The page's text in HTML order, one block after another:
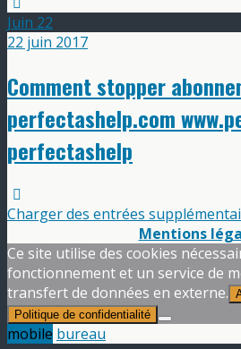
Juin 22
22 juin 2017
Comment stopper
perfectashelp.com
perfectashelp
Charger des entrées
Mentions
Ce site utilise des cookies
fonctionnement et un service de
transfert de données en externe.
Politique de confidentialité
mobile bureau